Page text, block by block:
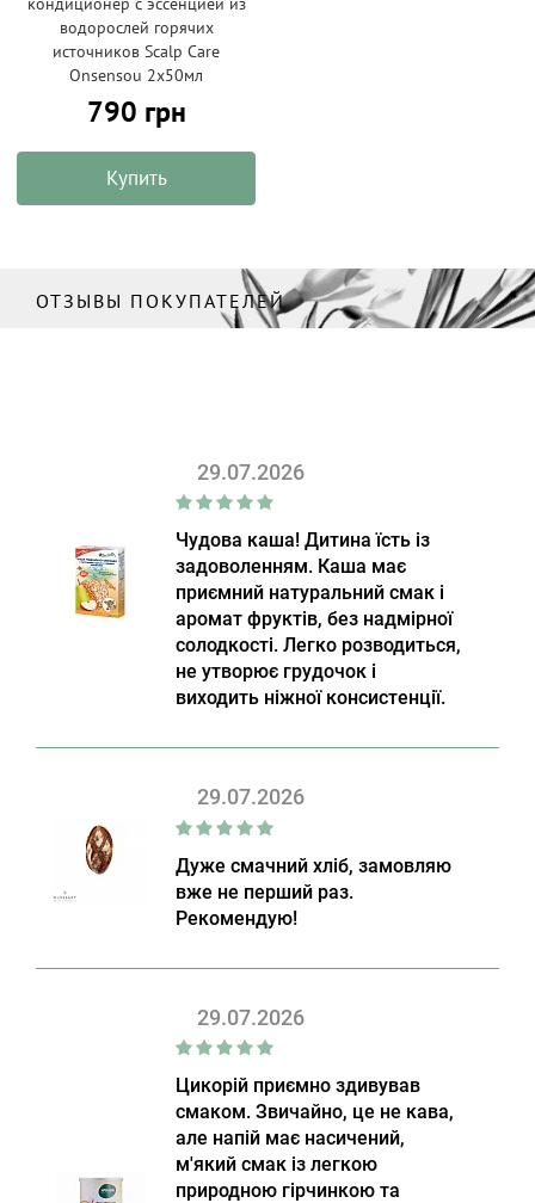
водорослей горячих
источников Scalp Care
Onsensou 2х50мл
790 грн
Купить
ОТЗЫВЫ ПОКУПАТЕЛЕЙ
29.07.2026
Чудова каша! Дитина їсть із
задоволенням. Каша має
приємний натуральний смак і
аромат фруктів, без надмірної
солодкості. Легко розводиться,
не утворює грудочок і
виходить ніжної консистенції.
29.07.2026
Дуже смачний хліб, замовляю
вже не перший раз.
Рекомендую!
29.07.2026
Цикорій приємно здивував
смаком. Звичайно, це не кава,
але напій має насичений,
м'який смак із легкою
природною гірчинкою та